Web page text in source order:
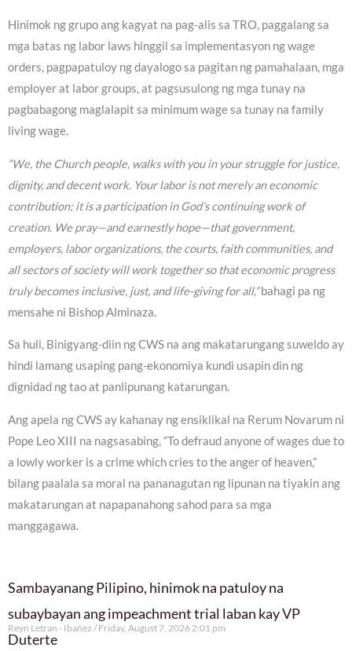
Hinimok ng grupo ang kagyat na pag-alis sa TRO, paggalang sa
mga batas ng labor laws hinggil sa implementasyon ng wage
orders, pagpapatuloy ng dayalogo sa pagitan ng pamahalaan, mga
employer at labor groups, at pagsusulong ng mga tunay na
pagbabagong maglalapit sa minimum wage sa tunay na family
living wage.
“We, the Church people, walks with you in your struggle for justice,
dignity, and decent work. Your labor is not merely an economic
contribution; it is a participation in God’s continuing work of
creation. We pray—and earnestly hope—that government,
employers, labor organizations, the courts, faith communities, and
all sectors of society will work together so that economic progress
truly becomes inclusive, just, and life-giving for all,”bahagi pa ng
mensahe ni Bishop Alminaza.
Sa huli, Binigyang-diin ng CWS na ang makatarungang suweldo ay
hindi lamang usaping pang-ekonomiya kundi usapin din ng
dignidad ng tao at panlipunang katarungan.
Ang apela ng CWS ay kahanay ng ensiklikal na Rerum Novarum ni
Pope Leo XIII na nagsasabing, “To defraud anyone of wages due to
a lowly worker is a crime which cries to the anger of heaven,”
bilang paalala sa moral na pananagutan ng lipunan na tiyakin ang
makatarungan at napapanahong sahod para sa mga
manggagawa.
Sambayanang Pilipino, hinimok na patuloy na
subaybayan ang impeachment trial laban kay VP
Duterte
Reyn Letran - Ibañez Friday, August 7, 2026 2:01 pm